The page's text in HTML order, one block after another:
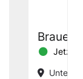
Jetzt